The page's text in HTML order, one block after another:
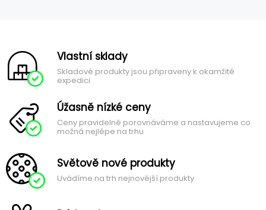
Vlastní sklady
Skladové produkty jsou připraveny k okamžité
expedici
Úžasně nízké ceny
Ceny pravidelně porovnáváme a nastavujeme co
možná nejlépe na trhu
Světově nové produkty
Uvádíme na trh nejnovější produkty